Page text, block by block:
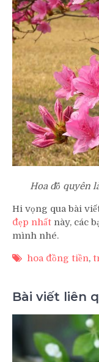
Hoa đỗ quyên
Hi vọng qua bài
đẹp nhất này, các
mình nhé.
hoa đồng tiền,
Bài viết liên